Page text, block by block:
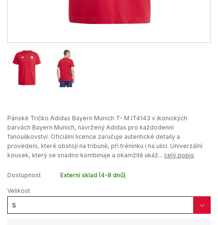
Pánské Tričko Adidas Bayern Munich T- M IT4143 v ikonických
barvách Bayern Munich, navržený Adidas pro každodenní
fanouškovství. Oficiální licence zaručuje autentické detaily a
provedení, které obstojí na tribuně, při tréninku i na ulici. Univerzální
kousek, který se snadno kombinuje a okamžitě ukáž... celý popis
Dostupnost Externí sklad (4-8 dnů)
Velikost